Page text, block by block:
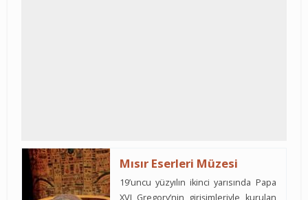
Mısır Eserleri Müzesi
19’uncu yüzyılın ikinci yarısında Papa